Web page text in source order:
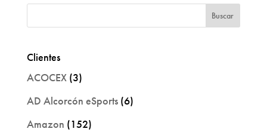
Clientes
ACOCEX(3)
AD Alcorcón eSports(6)
Amazon (152)